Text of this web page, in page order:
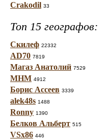
Crakodil 33
Топ 15 географов:
Скилеф 22332
AD70 7819
Магаз Анатолий 7529
МНМ 4912
Борис Ассеев 3339
alek48s 1488
Ronny 1390
Белков Альберт 515
VSx86 446